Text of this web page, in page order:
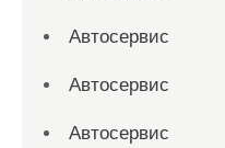
Автосервис
Автосервис
Автосервис